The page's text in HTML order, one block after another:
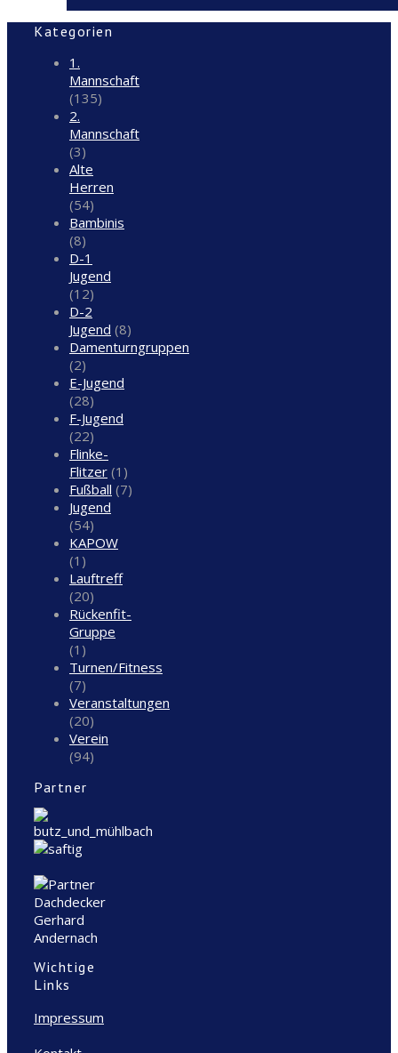
Kategorien
1.
Mannschaft
(135)
2.
Mannschaft
(3)
Alte
Herren
(54)
Bambinis
(8)
D-1
Jugend
(12)
D-2
Jugend (8)
Damenturngruppen
(2)
E-Jugend
(28)
F-Jugend
(22)
Flinke-
Flitzer (1)
Fußball (7)
Jugend
(54)
KAPOW
(1)
Lauftreff
(20)
Rückenfit-
Gruppe
(1)
Turnen/Fitness
(7)
Veranstaltungen
(20)
Verein
(94)
Partner
Wichtige
Links
Impressum